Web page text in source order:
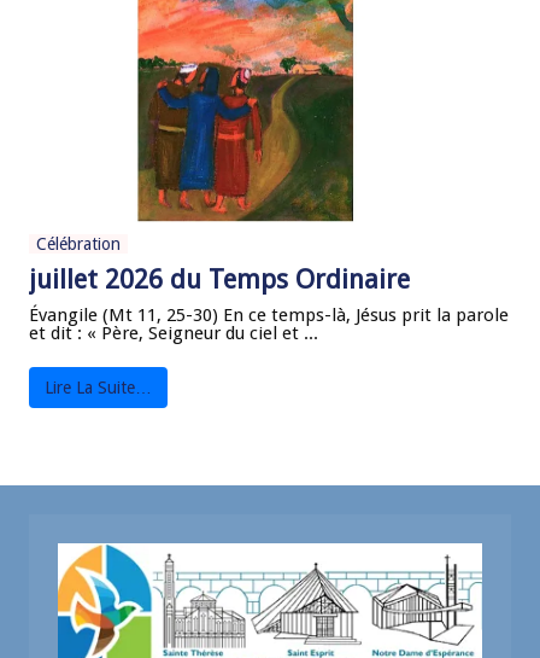
Célébration
juillet 2026 du Temps Ordinaire
Évangile (Mt 11, 25-30) En ce temps-là, Jésus prit la parole
et dit : « Père, Seigneur du ciel et ...
Lire La Suite…